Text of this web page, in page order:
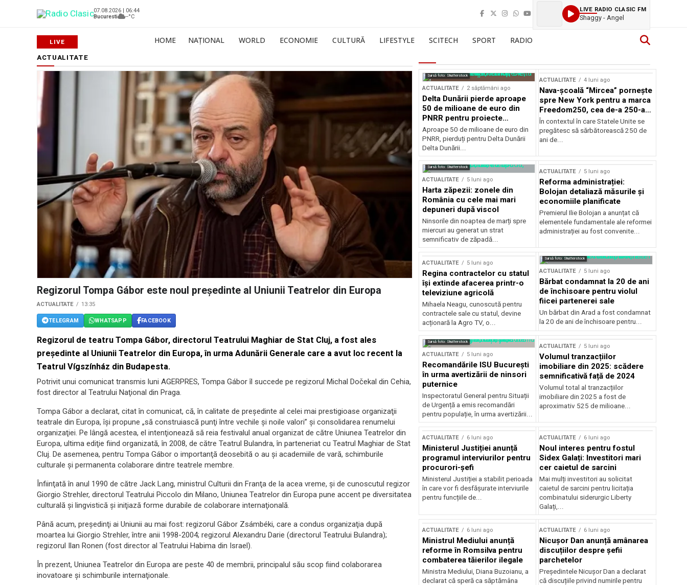
07.08.2026 | 06:44
Bucuresti
--°C
LIVE RADIO CLASIC FM
Shaggy - Angel
HOME NAȚIONAL WORLD ECONOMIE CULTURĂ LIFESTYLE SCITECH SPORT RADIO
ACTUALITATE
Regizorul Tompa Gábor este noul preşedinte al Uniunii Teatrelor din Europa
ACTUALITATE 13:35
TELEGRAM WHATSAPP FACEBOOK
Regizorul de teatru Tompa Gábor, directorul Teatrului Maghiar de Stat Cluj, a fost ales
preşedinte al Uniunii Teatrelor din Europa, în urma Adunării Generale care a avut loc recent la
Teatrul Vígszínház din Budapesta.
Potrivit unui comunicat transmis luni AGERPRES, Tompa Gábor îl succede pe regizorul Michal Dočekal din Cehia,
fost director al Teatrului Naţional din Praga.
Tompa Gábor a declarat, citat în comunicat, că, în calitate de preşedinte al celei mai prestigioase organizaţii
teatrale din Europa, îşi propune „să construiască punţi între vechile şi noile valori” şi consolidarea renumelui
organizaţiei. Pe lângă acestea, el intenţionează să reia festivalul anual organizat de către Uniunea Teatrelor din
Europa, ultima ediţie fiind organizată, în 2008, de către Teatrul Bulandra, în parteneriat cu Teatrul Maghiar de Stat
Cluj. De asemenea, pentru Tompa Gábor o importanţă deosebită o au şi academiile de vară, schimburile
culturale şi permanenta colaborare dintre teatrele membre.
Înfiinţată în anul 1990 de către Jack Lang, ministrul Culturii din Franţa de la acea vreme, şi de cunoscutul regizor
Giorgio Strehler, directorul Teatrului Piccolo din Milano, Uniunea Teatrelor din Europa pune accent pe diversitatea
culturală şi lingvistică şi iniţiază forme durabile de colaborare internaţională.
Până acum, preşedinţi ai Uniunii au mai fost: regizorul Gábor Zsámbéki, care a condus organizaţia după
moartea lui Giorgio Strehler, între anii 1998-2004; regizorul Alexandru Darie (directorul Teatrului Bulandra);
regizorul Ilan Ronen (fost director al Teatrului Habima din Israel).
În prezent, Uniunea Teatrelor din Europa are peste 40 de membrii, principalul său scop fiind colaborarea
inovatoare şi schimburile internaţionale.
Sursă foto: Shutterstock
ACTUALITATE 2 săptămâni ago
Delta Dunării pierde aproape
50 de milioane de euro din
PNRR pentru proiecte
esențiale
Aproape 50 de milioane de euro din
PNRR, pierduți pentru Delta Dunării
Delta Dunării...
ACTUALITATE 4 luni ago
Nava-școală “Mircea” pornește
spre New York pentru a marca
Freedom250, cea de-a 250-a
aniversare a Statelor Unite
În contextul în care Statele Unite se
pregătesc să sărbătorească 250 de
ani de...
Sursă foto: Shutterstock
ACTUALITATE 5 luni ago
Harta zăpezii: zonele din
România cu cele mai mari
depuneri după viscol
Ninsorile din noaptea de marți spre
miercuri au generat un strat
semnificativ de zăpadă...
ACTUALITATE 5 luni ago
Reforma administrației:
Bolojan detaliază măsurile și
economiile planificate
Premierul Ilie Bolojan a anunțat că
elementele fundamentale ale reformei
administrației au fost convenite...
ACTUALITATE 5 luni ago
Regina contractelor cu statul
își extinde afacerea printr-o
televiziune agricolă
Mihaela Neagu, cunoscută pentru
contractele sale cu statul, devine
acționară la Agro TV, o...
Sursă foto: Shutterstock
ACTUALITATE 5 luni ago
Bărbat condamnat la 20 de ani
de închisoare pentru violul
fiicei partenerei sale
Un bărbat din Arad a fost condamnat
la 20 de ani de închisoare pentru...
Sursă foto: Shutterstock
ACTUALITATE 5 luni ago
Recomandările ISU București
în urma avertizării de ninsori
puternice
Inspectoratul General pentru Situații
de Urgență a emis recomandări
pentru populație, în urma avertizării...
ACTUALITATE 5 luni ago
Volumul tranzacțiilor
imobiliare din 2025: scădere
semnificativă față de 2024
Volumul total al tranzacțiilor
imobiliare din 2025 a fost de
aproximativ 525 de milioane...
ACTUALITATE 6 luni ago
Ministerul Justiției anunță
programul interviurilor pentru
procurori-șefi
Ministerul Justiției a stabilit perioada
în care vor fi desfășurate interviurile
pentru funcțiile de...
ACTUALITATE 6 luni ago
Noul interes pentru fostul
Sidex Galați: Investitori mari
cer caietul de sarcini
Mai mulți investitori au solicitat
caietul de sarcini pentru licitația
combinatului siderurgic Liberty
Galați,...
ACTUALITATE 6 luni ago
Ministrul Mediului anunță
reforme în Romsilva pentru
combaterea tăierilor ilegale
Ministra Mediului, Diana Buzoianu, a
declarat că speră ca săptămâna
ACTUALITATE 6 luni ago
Nicușor Dan anunță amânarea
discuțiilor despre șefii
parchetelor
Președintele Nicușor Dan a declarat
că discuțiile privind numirile pentru